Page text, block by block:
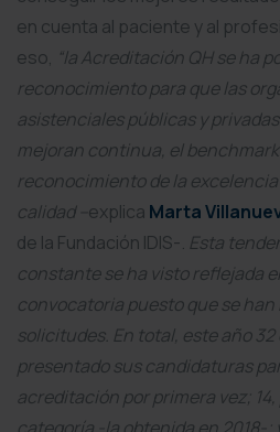
en cuenta al paciente y al
eso, “la Acreditación QH se ha
reconocimiento para que las
asistenciales públicas y
mejoran continua, el
reconocimiento de la excelencia
calidad – explica Marta
de la Fundación IDIS-. Esta
constante se ha visto reflejada
convocatoria puesto que se han
solicitudes. En total, este año
presentado sus candidaturas
acreditación por primera vez;